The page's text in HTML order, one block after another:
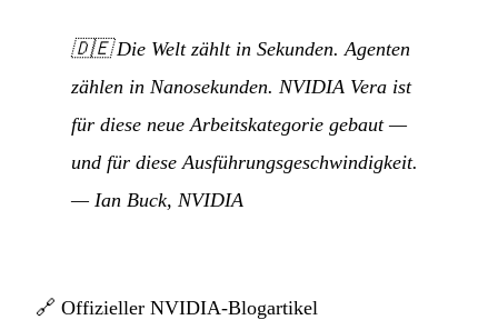
🇩🇪Die Welt zählt in Sekunden. Agenten
zählen in Nanosekunden. NVIDIA Vera ist
für diese neue Arbeitskategorie gebaut —
und für diese Ausführungsgeschwindigkeit.
— Ian Buck, NVIDIA
🔗 Offizieller NVIDIA-Blogartikel